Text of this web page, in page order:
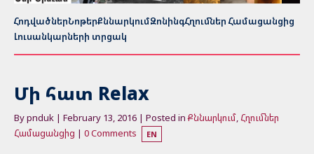
ՀոդվածներՆոթերՔննարկումԶոնինգՀղումներ Համացանցից
Լուսանկարների տրցակ
Մի հատ Relax
By pnduk | February 13, 2016 | Posted inՔննարկում, Հղումներ
Համացանցից | 0 Comments EN